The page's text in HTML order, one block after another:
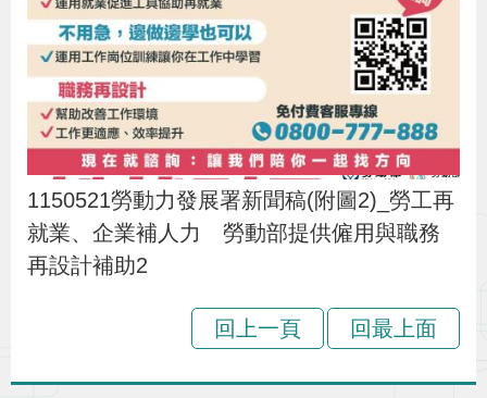
1150521勞動力發展署新聞稿(附圖2)_勞工再
就業、企業補人力 勞動部提供僱用與職務
再設計補助2
回上一頁 回最上面